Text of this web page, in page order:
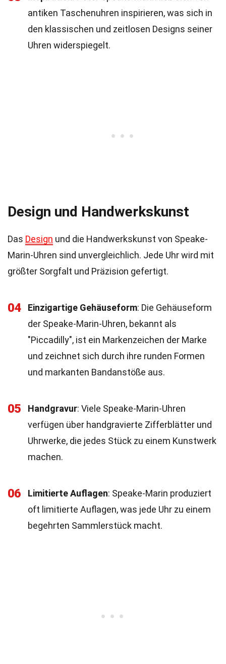
antiken Taschenuhren inspirieren, was sich in
den klassischen und zeitlosen Designs seiner
Uhren widerspiegelt.
Design und Handwerkskunst
Das Design und die Handwerkskunst von Speake-
Marin-Uhren sind unvergleichlich. Jede Uhr wird mit
größter Sorgfalt und Präzision gefertigt.
04 Einzigartige Gehäuseform: Die Gehäuseform
der Speake-Marin-Uhren, bekannt als
"Piccadilly", ist ein Markenzeichen der Marke
und zeichnet sich durch ihre runden Formen
und markanten Bandanstöße aus.
05 Handgravur: Viele Speake-Marin-Uhren
verfügen über handgravierte Zifferblätter und
Uhrwerke, die jedes Stück zu einem Kunstwerk
machen.
06 Limitierte Auflagen: Speake-Marin produziert
oft limitierte Auflagen, was jede Uhr zu einem
begehrten Sammlerstück macht.